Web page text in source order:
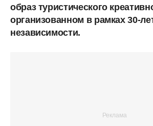
образ туристического
организованном в рамках 30-
независимости.